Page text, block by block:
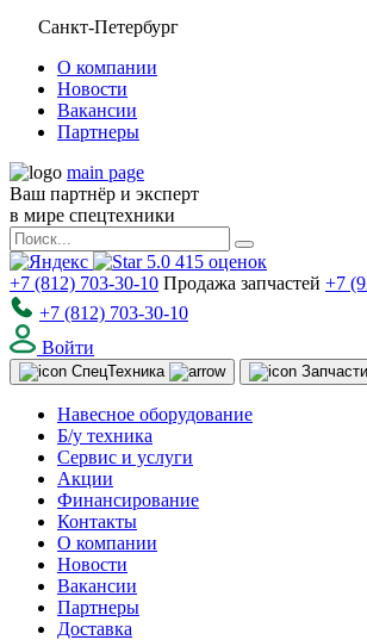
Санкт-Петербург
О компании
Новости
Вакансии
Партнеры
main page
Ваш партнёр и эксперт
в мире спецтехники
5.0 415 оценок
+7 (812) 703-30-10 Продажа запчастей +7
+7 (812) 703-30-10
Войти
СпецТехника Запчасти
Навесное оборудование
Б/у техника
Сервис и услуги
Акции
Финансирование
Контакты
О компании
Новости
Вакансии
Партнеры
Доставка